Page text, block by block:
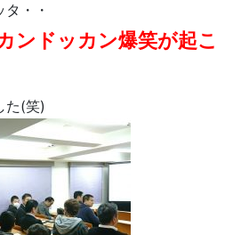
・・
ンドッカン爆笑が起こ
た(笑)